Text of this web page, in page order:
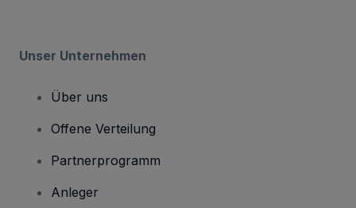
Unser Unternehmen
Über uns
Offene Verteilung
Partnerprogramm
Anleger